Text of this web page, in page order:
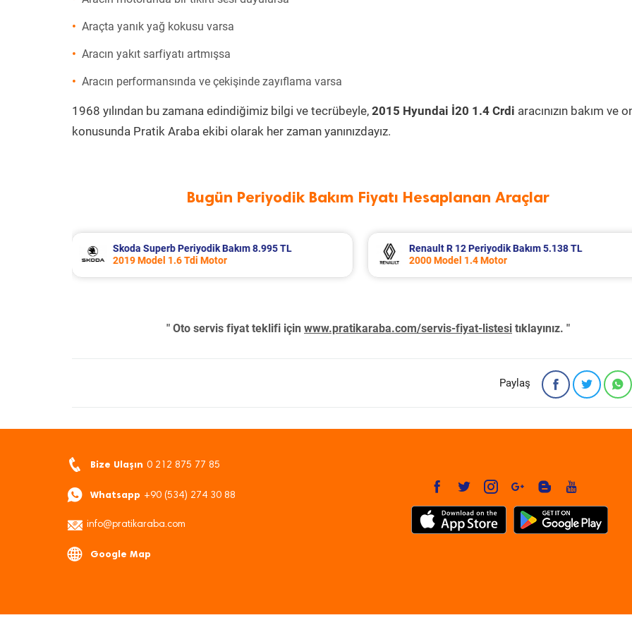
Araçta yanık yağ kokusu varsa
Aracın yakıt sarfiyatı artmışsa
Aracın performansında ve çekişinde zayıflama varsa
1968 yılından bu zamana edindiğimiz bilgi ve tecrübeyle, 2015 Hyundai İ20 1.4 Crdi aracınızın bakım ve
konusunda Pratik Araba ekibi olarak her zaman yanınızdayız.
Bugün Periyodik Bakım Fiyatı Hesaplanan Araçlar
Renault R 12 Periyodik Bakım 5.138 TL
2000 Model 1.4 Motor
Ford Puma Periyodik Bakım 10.415 TL
2021 Model 1.0 EcoBoost Motor
" Oto servis fiyat teklifi için www.pratikaraba.com/servis-fiyat-listesi tıklayınız. "
Paylaş
Bize Ulaşın 0 212 875 77 85
Whatsapp +90 (534) 274 30 88
info@pratikaraba.com
Google Map